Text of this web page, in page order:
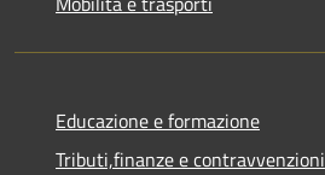
Educazione e formazione
Tributi,finanze e contravvenzioni